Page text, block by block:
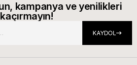
kampanya ve yenilikleri
kaçırmayın!
KAYDOL